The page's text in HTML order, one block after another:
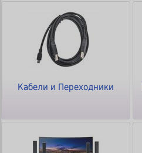
Кабели и Переходники